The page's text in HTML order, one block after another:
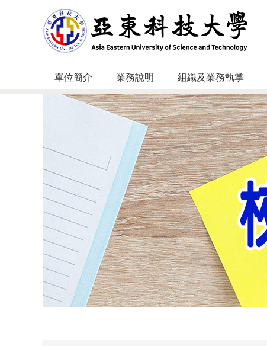
單位簡介 業務說明 組織及業務執掌